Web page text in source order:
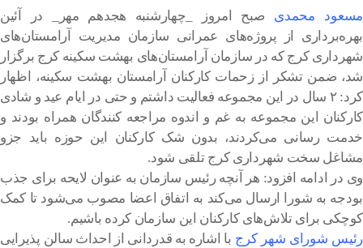
مسعود محمدی
صبح امروز _چهارشنبه هجدهم مهر_ در آئین
بهره‌برداری از پروژه‌های عمرانی سازمان مدیریت آرامستان‌های
شهرداری کرج که در سازمان آرامستان‌های بهشت سکینه کرج برگزار
شد، ضمن تشکر از زحمات کارکنان آرامستان بهشت سکینه، اظهار
کرد: ۲ سال در این مجموعه فعالیت داشتم و حتی در ایام عید و شادی
کارکنان این مجموعه به غم و اندوه مراجعه کنندگان همراه بودند و
خدمت رسانی می‌کردند، بدون شک کارکنان این حوزه باید جزو
مشاغل سخت شهرداری کرج تلقی شود.
وی در ادامه افزود: هر آنچه رئیس سازمان به عنوان لایحه برای جذب
بودجه به شورا ارسال می‌کند به اتفاق اعضا مصوب می‌شود تا کمک
کوچکی برای تلاش‌های کارکنان این سازمان کرده باشیم.
رئیس شورای شهر کرج با اشاره به قدردانی از احداث سالن پذیرایی